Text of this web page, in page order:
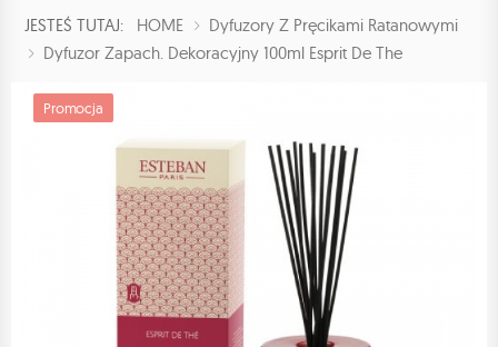
JESTEŚ TUTAJ: HOME
Dyfuzory Z Pręcikami Ratanowymi
Dyfuzor Zapach. Dekoracyjny 100ml Esprit De The
Promocja